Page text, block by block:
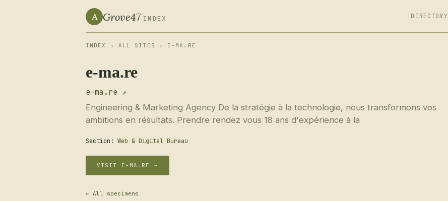
A Grove47 INDEX DIRECTORY
INDEX › ALL SITES › E-MA.RE
e-ma.re
e-ma.re ↗
Engineering & Marketing Agency De la stratégie à la technologie, nous transformons vos
ambitions en résultats. Prendre rendez vous 18 ans d'expérience à la
Section: Web & Digital Bureau
VISIT E-MA.RE →
← All specimens